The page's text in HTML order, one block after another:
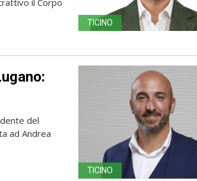
TICINO
del
ad Andrea
TICINO